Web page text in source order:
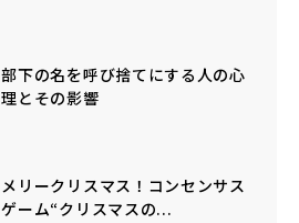
部下の名を呼び捨てにする人の心
理とその影響
メリークリスマス！コンセンサス
ゲーム“クリスマスの...